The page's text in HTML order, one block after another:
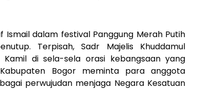
Ismail dalam festival Panggung Merah Putih
Terpisah, Sadr Majelis Khuddamul
Kamil di sela-sela orasi kebangsaan yang
Bogor meminta para anggota
perwujudan menjaga Negara Kesatuan